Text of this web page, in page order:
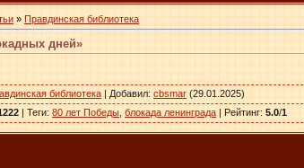
» Правдинская библиотека
дней»
библиотека | Добавил: cbsmar (29.01.2025)
| Теги: 80 лет Победы блокада ленинграда | Рейтинг: 5.0/1